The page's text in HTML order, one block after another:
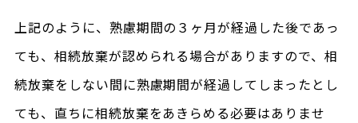
上記のように、熟慮期間の３ヶ月が経過した後であっ
ても、相続放棄が認められる場合がありますので、相
続放棄をしない間に熟慮期間が経過してしまったとし
ても、直ちに相続放棄をあきらめる必要はありませ